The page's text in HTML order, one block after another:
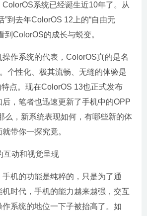
ColorOS系统已经诞生近10年了。从
”到去年ColorOS 12上的“自由无
到ColorOS的成长与蜕变。
操作系统的代表，ColorOS真的是名
个性化、极其流畅、无缝的体验是
点。现在ColorOS 13也正式发布
，笔者也迅速更新了手机中的OPP
么，新系统表现如何，有哪些新的体
带你一探究竟。
互动和视觉呈现
机的功能是纯粹的，只是为了通
时代，手机的能力越来越强，交互
系统的地位一下子被抬高了。如